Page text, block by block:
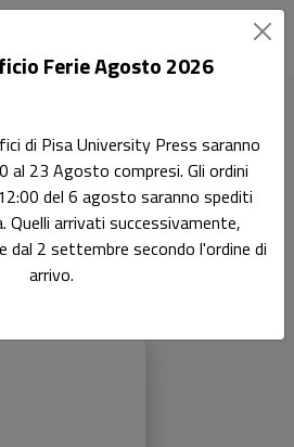
12/GIUR-13
13
Ferie Agosto 2026
di Pisa University Press saranno
al 23 Agosto compresi. Gli ordini
del 6 agosto saranno spediti
Quelli arrivati successivamente,
dal 2 settembre secondo l'ordine di
arrivo.